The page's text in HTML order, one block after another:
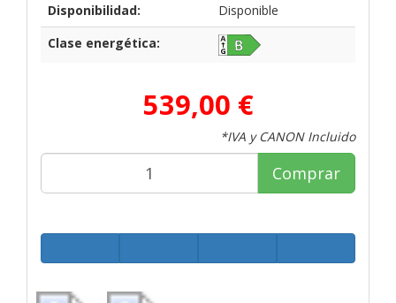
Disponibilidad:
Disponible
Clase energética:
539,00 €
*IVA y CANON Incluido
Comprar